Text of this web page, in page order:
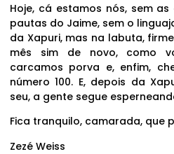
Hoje, cá estamos nós, sem
pautas do Jaime, sem o
da Xapuri, mas na labuta,
mês sim de novo, como
carcamos porva e, enfim,
número 100. E, depois da
seu, a gente segue
Fica tranquilo, camarada, que
Zezé Weiss